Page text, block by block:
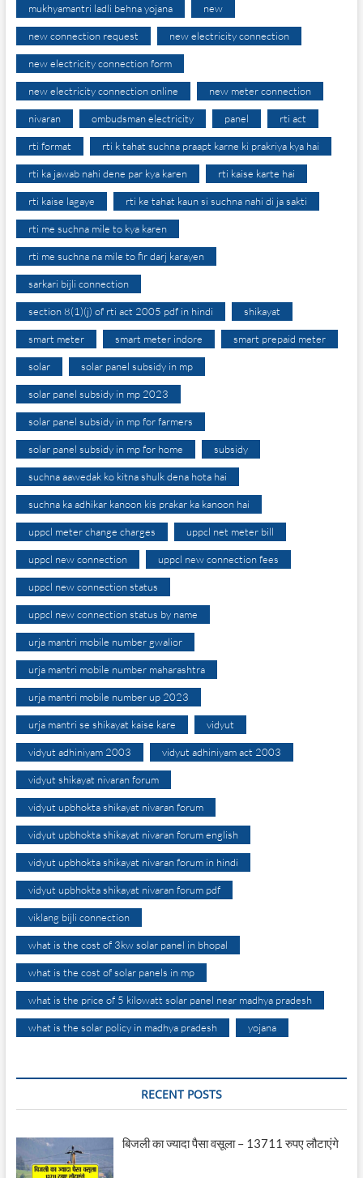
mukhyamantri ladli behna yojana new
new connection request new electricity connection
new electricity connection form
new electricity connection online new meter connection
nivaran ombudsman electricity panel rti act
rti format rti k tahat suchna praapt karne ki prakriya kya hai
rti ka jawab nahi dene par kya karen rti kaise karte hai
rti kaise lagaye rti ke tahat kaun si suchna nahi di ja sakti
rti me suchna mile to kya karen
rti me suchna na mile to fir darj karayen
sarkari bijli connection
section 8(1)(j) of rti act 2005 pdf in hindi shikayat
smart meter smart meter indore smart prepaid meter
solar solar panel subsidy in mp
solar panel subsidy in mp 2023
solar panel subsidy in mp for farmers
solar panel subsidy in mp for home subsidy
suchna aawedak ko kitna shulk dena hota hai
suchna ka adhikar kanoon kis prakar ka kanoon hai
uppcl meter change charges uppcl net meter bill
uppcl new connection uppcl new connection fees
uppcl new connection status
uppcl new connection status by name
urja mantri mobile number gwalior
urja mantri mobile number maharashtra
urja mantri mobile number up 2023
urja mantri se shikayat kaise kare vidyut
vidyut adhiniyam 2003 vidyut adhiniyam act 2003
vidyut shikayat nivaran forum
vidyut upbhokta shikayat nivaran forum
vidyut upbhokta shikayat nivaran forum english
vidyut upbhokta shikayat nivaran forum in hindi
vidyut upbhokta shikayat nivaran forum pdf
viklang bijli connection
what is the cost of 3kw solar panel in bhopal
what is the cost of solar panels in mp
what is the price of 5 kilowatt solar panel near madhya pradesh
what is the solar policy in madhya pradesh yojana
RECENT POSTS
बिजली का ज्यादा पैसा वसूला – 13711 रुपए लौटाएंगे